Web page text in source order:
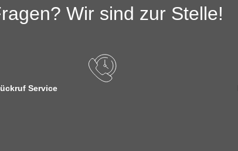
Wir sind zur Stelle!
Service